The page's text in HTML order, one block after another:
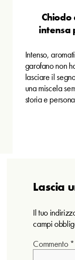
intensa
Intenso,
garofano non
lasciare il
una miscela
storia e
Lascia
Il tuo
campi
Commento *